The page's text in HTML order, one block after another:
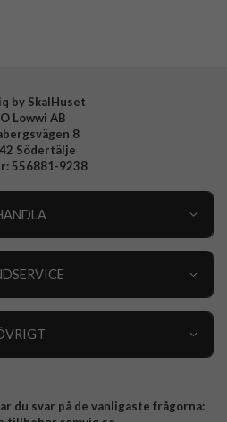
by SkalHuset
Lowwi AB
8
Södertälje
556881-9238
du svar på de vanligaste frågorna: